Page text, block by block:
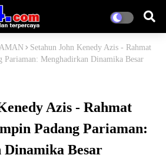
Setahun John Kenedy Azis - Rahmat
Pariaman: Menghadirkan Dinamika Besar
Azis - Rahmat
Padang Pariaman:
Besar